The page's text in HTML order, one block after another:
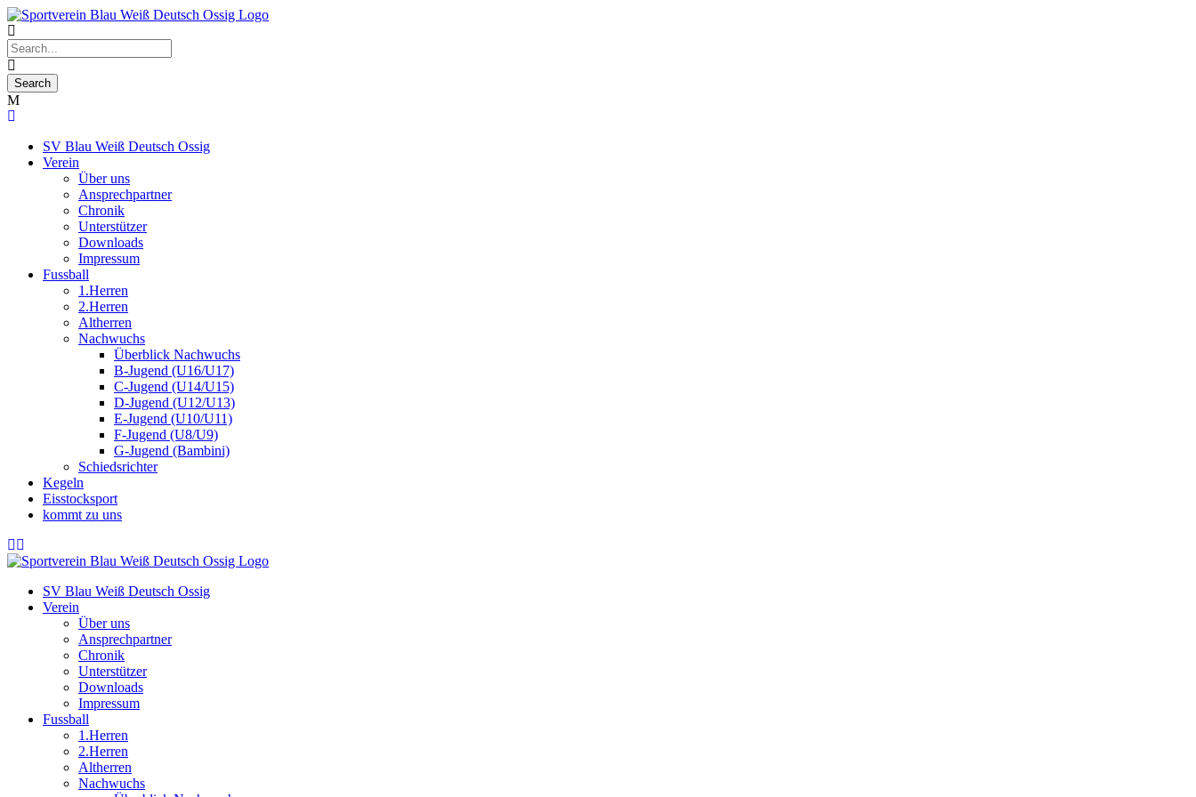
SV Blau Weiß Deutsch Ossig
Verein
Über uns
Ansprechpartner
Chronik
Unterstützer
Downloads
Impressum
Fussball
1.Herren
2.Herren
Altherren
Nachwuchs
Überblick Nachwuchs
B-Jugend (U16/U17)
C-Jugend (U14/U15)
D-Jugend (U12/U13)
E-Jugend (U10/U11)
F-Jugend (U8/U9)
G-Jugend (Bambini)
Schiedsrichter
Kegeln
Eisstocksport
kommt zu uns
SV Blau Weiß Deutsch Ossig
Verein
Über uns
Ansprechpartner
Chronik
Unterstützer
Downloads
Impressum
Fussball
1.Herren
2.Herren
Altherren
Nachwuchs